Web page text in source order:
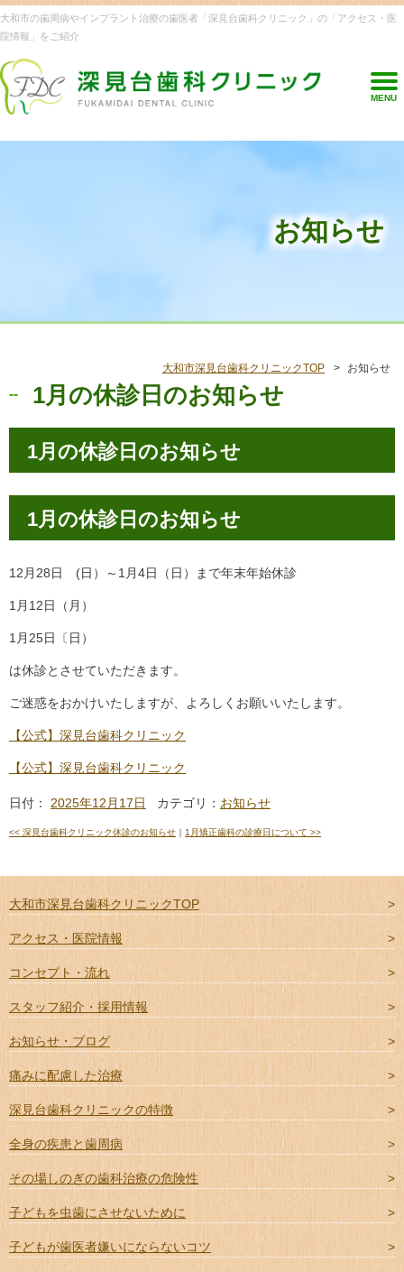
大和市の歯周病やインプラント治療の歯医者「深見台歯科クリニック」の「アクセス・医
院情報」をご紹介
MENU
お知らせ
大和市深見台歯科クリニックTOP お知らせ
1月の休診日のお知らせ
1月の休診日のお知らせ
1月の休診日のお知らせ
12月28日 (日）～1月4日（日）まで年末年始休診
1月12日（月）
1月25日〔日）
は休診とさせていただきます。
ご迷惑をおかけいたしますが、よろしくお願いいたします。
【公式】深見台歯科クリニック
【公式】深見台歯科クリニック
日付： 2025年12月17日 カテゴリ： お知らせ
<< 深見台歯科クリニック休診のお知らせ ｜ 1月矯正歯科の診療日について >>
大和市深見台歯科クリニックTOP
アクセス・医院情報
コンセプト・流れ
スタッフ紹介・採用情報
お知らせ・ブログ
痛みに配慮した治療
深見台歯科クリニックの特徴
全身の疾患と歯周病
その場しのぎの歯科治療の危険性
子どもを虫歯にさせないために
子どもが歯医者嫌いにならないコツ